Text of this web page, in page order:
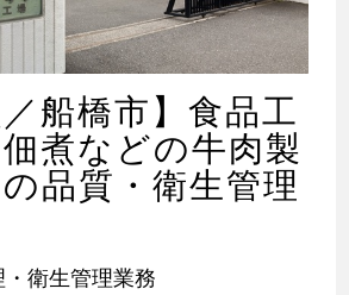
／船橋市】食品工
煮などの牛肉製
品質・衛生管理
衛生管理業務